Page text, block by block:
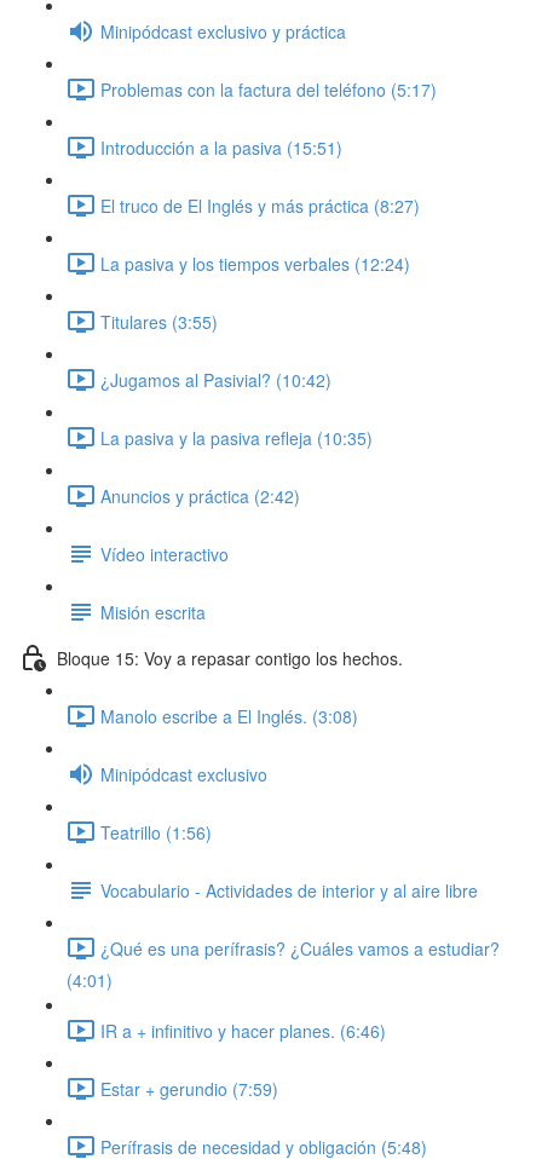
Minipódcast exclusivo y práctica
Problemas con la factura del teléfono (5:17)
Introducción a la pasiva (15:51)
El truco de El Inglés y más práctica (8:27)
La pasiva y los tiempos verbales (12:24)
Titulares (3:55)
¿Jugamos al Pasivial? (10:42)
La pasiva y la pasiva refleja (10:35)
Anuncios y práctica (2:42)
Vídeo interactivo
Misión escrita
Bloque 15: Voy a repasar contigo los hechos.
Manolo escribe a El Inglés. (3:08)
Minipódcast exclusivo
Teatrillo (1:56)
Vocabulario - Actividades de interior y al aire libre
¿Qué es una perífrasis? ¿Cuáles vamos a estudiar?
(4:01)
IR a + infinitivo y hacer planes. (6:46)
Estar + gerundio (7:59)
Perífrasis de necesidad y obligación (5:48)